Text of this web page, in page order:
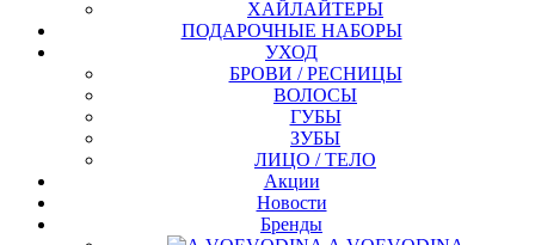
ХАЙЛАЙТЕРЫ
ПОДАРОЧНЫЕ НАБОРЫ
УХОД
БРОВИ / РЕСНИЦЫ
ВОЛОСЫ
ГУБЫ
ЗУБЫ
ЛИЦО / ТЕЛО
Акции
Новости
Бренды